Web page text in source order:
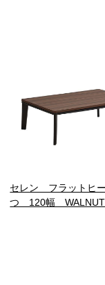
セレン フラットヒ
つ 120幅 WALNUT